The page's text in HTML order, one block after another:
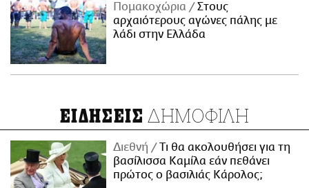
Πομακοχώρια
Στους
αρχαιότερους αγώνες πάλης με
λάδι στην Ελλάδα
ΕΙΔΗΣΕΙΣ ΔΗΜΟΦΙΛΗ
Διεθνή
Τι θα ακολουθήσει για τη
βασίλισσα Καμίλα εάν πεθάνει
πρώτος ο βασιλιάς Κάρολος;